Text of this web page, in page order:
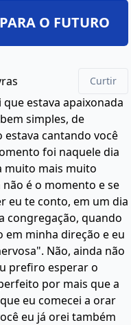
Curtir
estava apaixonada
simples, de
cantando você
foi naquele dia
muito mais muito
é o momento e se
eu te conto, em um dia
congregação, quando
em minha direção e eu
Não, ainda não
prefiro esperar o
por mais que a
eu comecei a orar
eu já orei também
O FUTURO